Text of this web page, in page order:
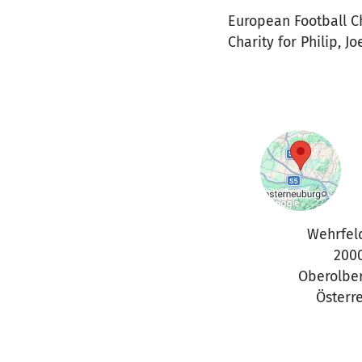
European Football
Charity for Philip,